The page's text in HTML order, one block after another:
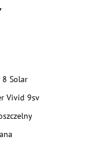
8 Solar
Vivid 9sv